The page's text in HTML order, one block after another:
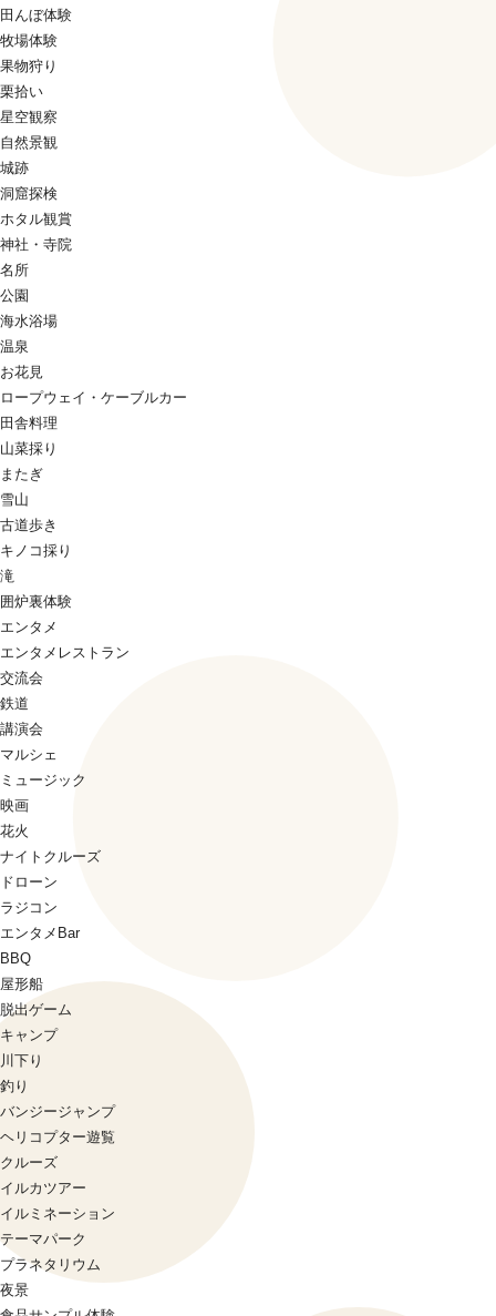
田んぼ体験
牧場体験
果物狩り
栗拾い
星空観察
自然景観
城跡
洞窟探検
ホタル観賞
神社・寺院
名所
公園
海水浴場
温泉
お花見
ロープウェイ・ケーブルカー
田舎料理
山菜採り
またぎ
雪山
古道歩き
キノコ採り
滝
囲炉裏体験
エンタメ
エンタメレストラン
交流会
鉄道
講演会
マルシェ
ミュージック
映画
花火
ナイトクルーズ
ドローン
ラジコン
エンタメBar
BBQ
屋形船
脱出ゲーム
キャンプ
川下り
釣り
バンジージャンプ
ヘリコプター遊覧
クルーズ
イルカツアー
イルミネーション
テーマパーク
プラネタリウム
夜景